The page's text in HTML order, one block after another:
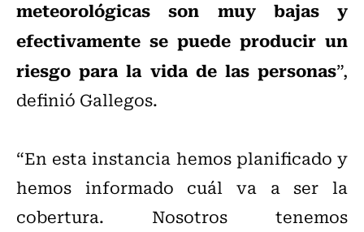
meteorológicas son muy bajas y
efectivamente se puede producir un
riesgo para la vida de las personas”,
definió Gallegos.
“En esta instancia hemos planificado y
hemos informado cuál va a ser la
cobertura. Nosotros tenemos